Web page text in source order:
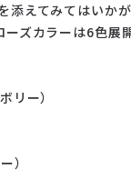
添えてみてはいか
ーズカラーは6色展
リー）
）